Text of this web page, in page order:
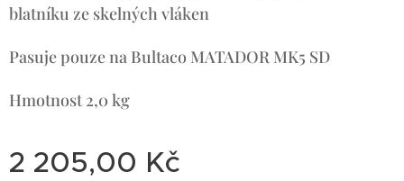
blatníku ze skelných vláken
Pasuje pouze na Bultaco MATADOR MK5 SD
Hmotnost 2,0 kg
2 205,00 Kč